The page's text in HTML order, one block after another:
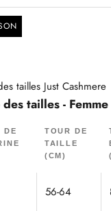
tailles Just Cashmere
tailles - Femme
DE
TOUR DE
TAILLE
(CM)
56-64